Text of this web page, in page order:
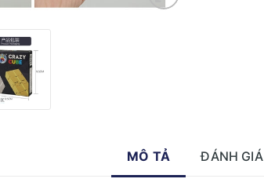
MÔ TẢ ĐÁNH GIÁ